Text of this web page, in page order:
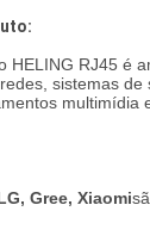
HELING RJ45 é
sistemas de
multimídia
Gree, Xiaomi